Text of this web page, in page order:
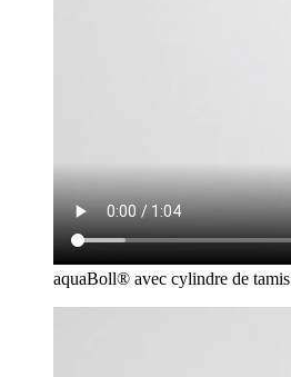
aquaBoll® avec cylindre de tamis